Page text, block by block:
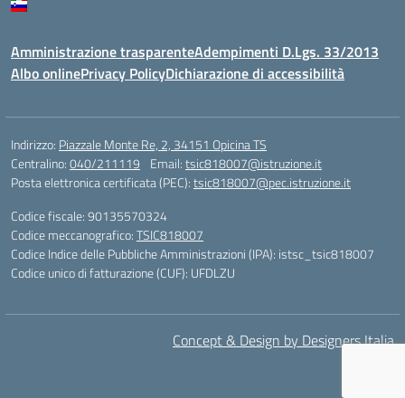
Amministrazione trasparenteAdempimenti D.Lgs. 33/2013
Albo onlinePrivacy PolicyDichiarazione di accessibilità
Indirizzo: Piazzale Monte Re, 2, 34151 Opicina TS
Centralino:040/211119 Email:tsic818007@istruzione.it
Posta elettronica certificata (PEC):tsic818007@pec.istruzione.it
Codice fiscale: 90135570324
Codice meccanografico:TSIC818007
Codice Indice delle Pubbliche Amministrazioni (IPA): istsc_tsic818007
Codice unico di fatturazione (CUF): UFDLZU
Concept & Design by Designers Italia